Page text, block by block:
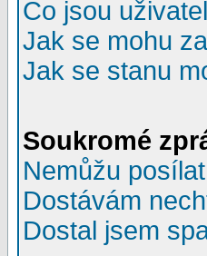
Co jsou
Jak se mohu
Jak se stanu
Soukromé
Nemůžu
Dostávám
Dostal jsem